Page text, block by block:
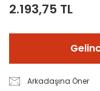
2.193,75 TL
Arkadaşına Öner